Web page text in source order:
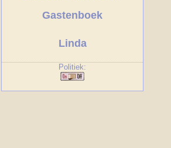
Gastenboek
Linda
Politiek: